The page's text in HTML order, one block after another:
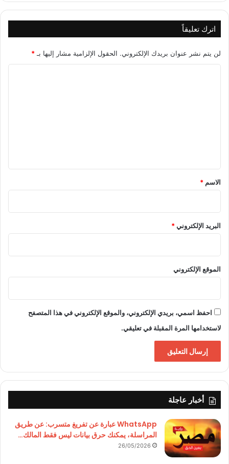
اترك تعليقاً
لن يتم نشر عنوان بريدك الإلكتروني. الحقول الإلزامية مشار إليها بـ *
*
الاسم *
البريد الإلكتروني*
الموقع الإلكتروني
احفظ اسمي، بريدي الإلكتروني، والموقع الإلكتروني في هذا المتصفح
لاستخدامها المرة المقبلة في تعليقي.
أخبار عاجلة
WhatsApp عبارة عن تفريغ متسرب: عن طريق
المراسلة، يمكنك حرق بيانات ليس فقط المالك…
26/05/2026